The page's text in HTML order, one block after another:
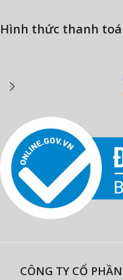
Hình thức thanh
CÔNG TY CỔ